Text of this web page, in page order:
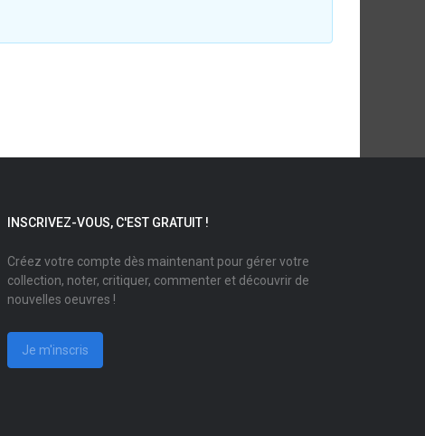
INSCRIVEZ-VOUS, C'EST GRATUIT !
Créez votre compte dès maintenant pour gérer votre
collection, noter, critiquer, commenter et découvrir de
nouvelles oeuvres !
Je m'inscris